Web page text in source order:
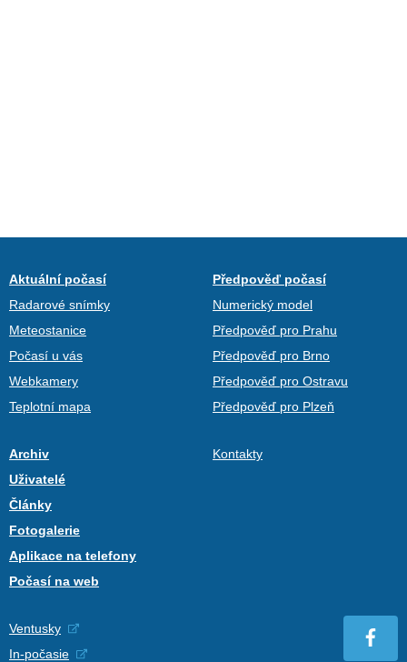
Aktuální počasí
Radarové snímky
Meteostanice
Počasí u vás
Webkamery
Teplotní mapa
Předpověď počasí
Numerický model
Předpověď pro Prahu
Předpověď pro Brno
Předpověď pro Ostravu
Předpověď pro Plzeň
Archiv
Uživatelé
Články
Fotogalerie
Aplikace na telefony
Počasí na web
Kontakty
Ventusky
In-počasie